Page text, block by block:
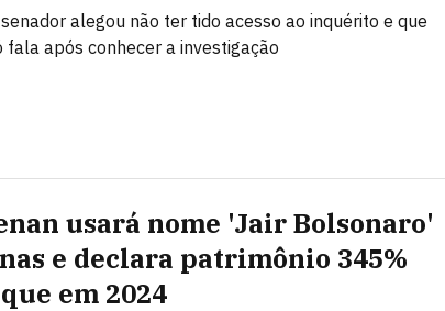
alegou não ter tido acesso ao inquérito e que
fala após conhecer a investigação
usará nome 'Jair Bolsonaro'
e declara patrimônio 345%
em 2024